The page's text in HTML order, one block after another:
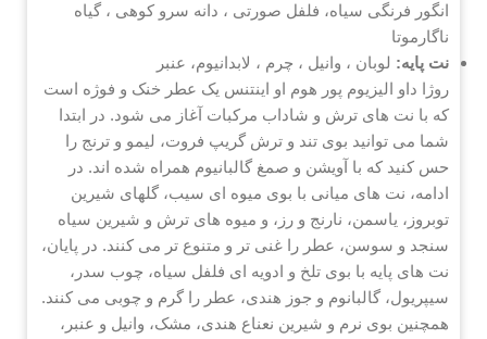
انگور فرنگی سیاه، فلفل صورتی ، دانه سرو کوهی ، گیاه
ناگارموتا
نت پایه: لوبان ، وانیل ، چرم ، لابدانیوم، عنبر
روژا داو الیزیوم پور هوم او اینتنس یک عطر خنک و فوژه است
که با نت های ترش و شاداب مرکبات آغاز می شود. در ابتدا
شما می توانید بوی تند و ترش گریپ فروت، لیمو و ترنج را
حس کنید که با آویشن و صمغ گالبانیوم همراه شده اند. در
ادامه، نت های میانی با بوی میوه ای سیب، گلهای شیرین
توبروز، یاسمن، نارنج و رز، و میوه های ترش و شیرین سیاه
سنجد و سوسن، عطر را غنی تر و متنوع تر می کنند. در پایان،
نت های پایه با بوی تلخ و ادویه ای فلفل سیاه، چوب سدر،
سیپریول، گالبانوم و جوز هندی، عطر را گرم و چوبی می کنند.
همچنین بوی نرم و شیرین نعناع هندی، مشک، وانیل و عنبر،